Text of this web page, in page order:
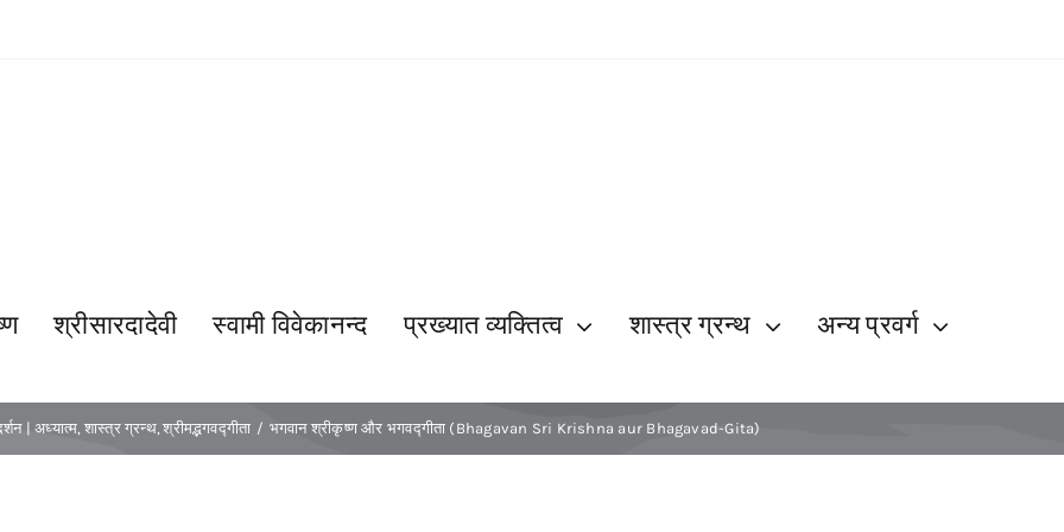
श्रीसारदादेवी स्वामी विवेकानन्द प्रख्यात व्यक्तित्व शास्त्र ग्रन्थ अन्य प्रवर्ग
| अध्यात्म शास्त्र ग्रन्थ श्रीमद्भगवद्गीता भगवान श्रीकृष्ण और भगवद्गीता (Bhagavan Sri Krishna aur Bhagavad-Gita)